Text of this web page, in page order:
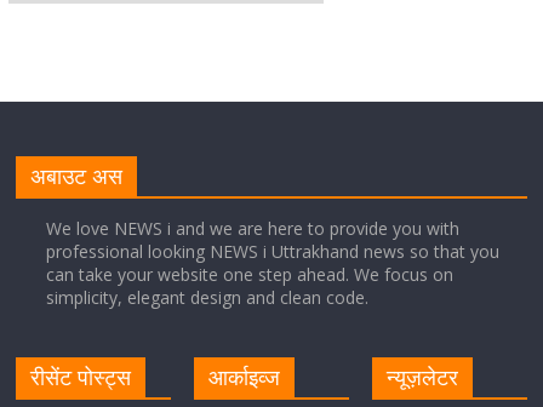
Cabinet Baithak: उत्तराखंड में श्रमिकों को हर महीने 7 तारीख
तक मिलेगी मजदूरी, ओवरटाइम पर मिलेगा दोगुना भुगतान
अबाउट अस
We love NEWS i and we are here to provide you with
professional looking NEWS i Uttrakhand news so that you
can take your website one step ahead. We focus on
simplicity, elegant design and clean code.
रीसेंट पोस्ट्स आर्काइव्ज न्यूज़लेटर